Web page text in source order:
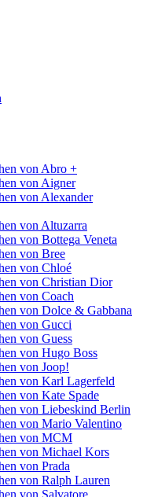
von Abro +
von Aigner
von Alexander
von Altuzarra
von Bottega Veneta
von Bree
von Chloé
von Christian Dior
von Coach
von Dolce & Gabbana
von Gucci
von Guess
von Hugo Boss
von Joop!
von Karl Lagerfeld
von Kate Spade
von Liebeskind Berlin
von Mario Valentino
von MCM
von Michael Kors
von Prada
von Ralph Lauren
von Salvatore